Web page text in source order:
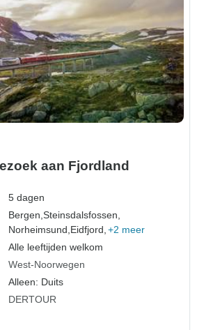
aan Fjordland
5 dagen
Bergen,Steinsdalsfossen,
Norheimsund, Eidfjord, +2 meer
Alle leeftijden welkom
West-Noorwegen
Alleen: Duits
DERTOUR